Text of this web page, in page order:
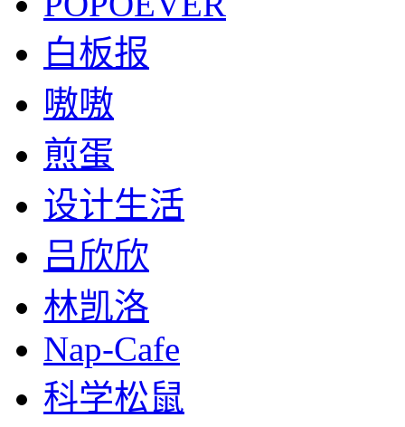
白板报
嗷嗷
煎蛋
设计生活
吕欣欣
林凯洛
Nap-Cafe
科学松鼠